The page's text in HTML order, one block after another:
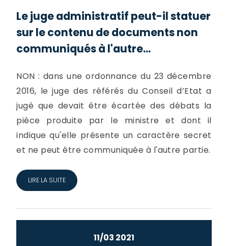
Le juge administratif peut-il statuer
sur le contenu de documents non
communiqués à l'autre...
NON : dans une ordonnance du 23 décembre
2016, le juge des référés du Conseil d’Etat a
jugé que devait être écartée des débats la
pièce produite par le ministre et dont il
indique qu'elle présente un caractère secret
et ne peut être communiquée à l'autre partie.
LIRE LA SUITE
11/03 2021